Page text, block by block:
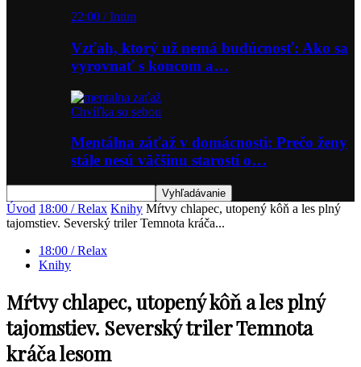
22:00 / Intim
Vzťah, ktorý už nemá budúcnosť: Ako sa
vyrovnať s koncom a…
Chvíľka so sebou
Mentálna záťaž v domácnosti: Prečo ženy
stále nesú väčšinu starostí o…
Úvod 18:00 / Relax Knihy Mŕtvy chlapec, utopený kôň a les plný
tajomstiev. Severský triler Temnota kráča...
18:00 / Relax
Knihy
Mŕtvy chlapec, utopený kôň a les plný
tajomstiev. Severský triler Temnota
kráča lesom